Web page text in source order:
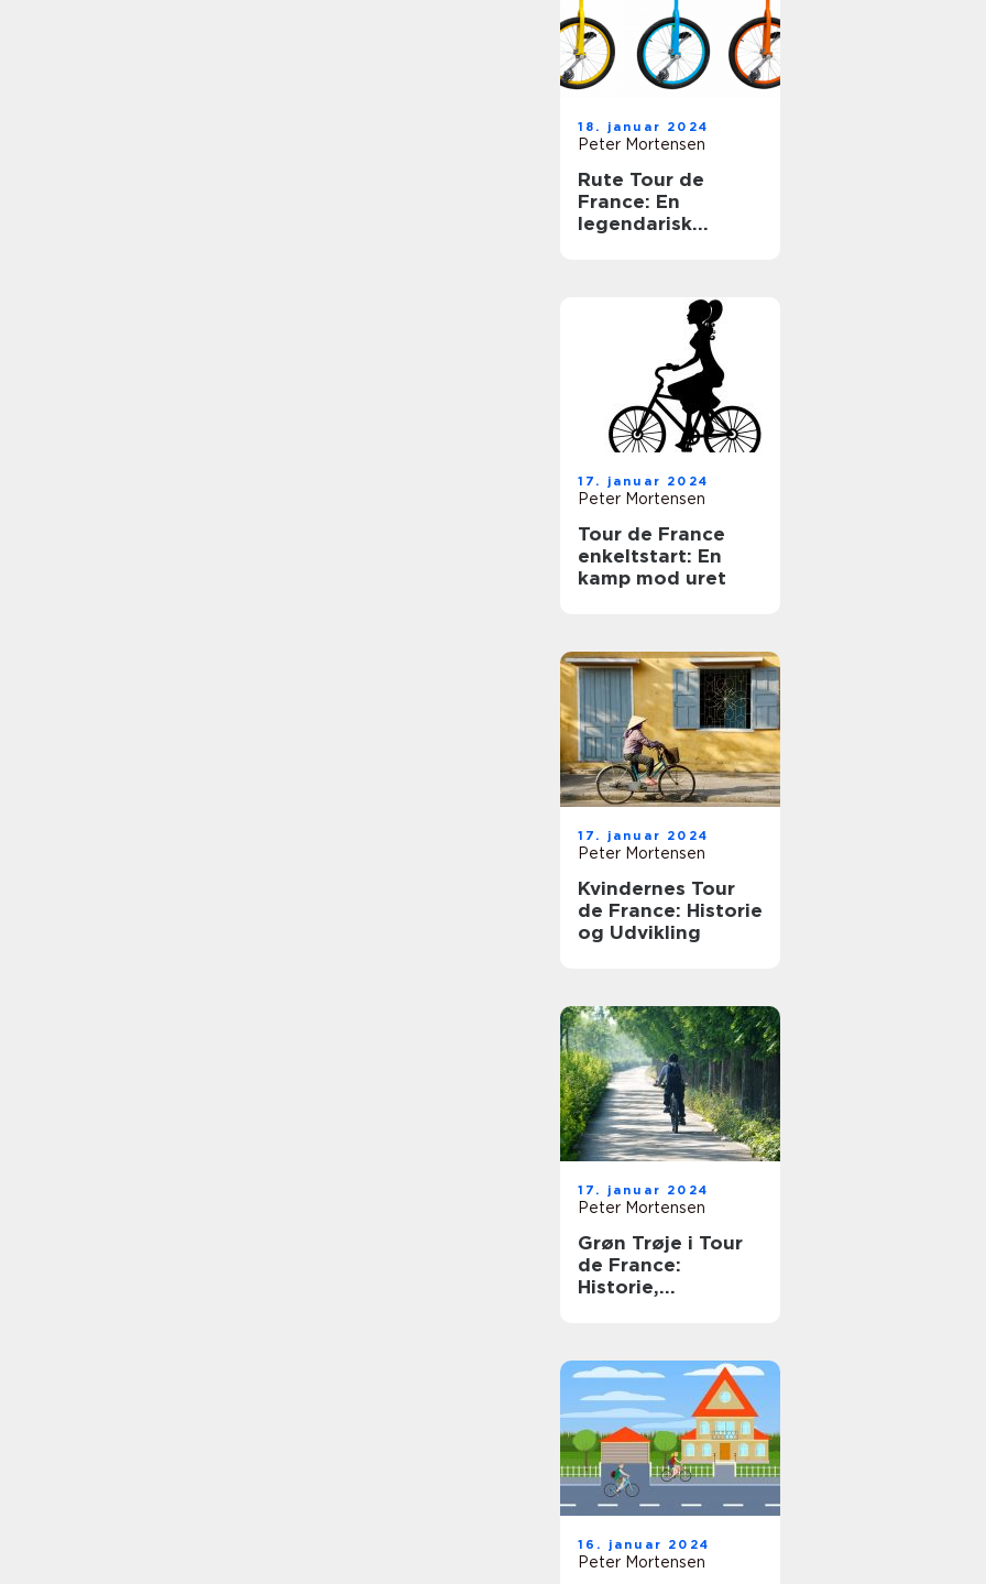
18. januar 2024
Peter Mortensen
Rute Tour de
France: En
legendarisk
fritidsentusiaster
17. januar 2024
Peter Mortensen
Tour de France
enkeltstart: En
kamp mod uret
17. januar 2024
Peter Mortensen
Kvindernes Tour
de France: Historie
og Udvikling
17. januar 2024
Peter Mortensen
Grøn Trøje i Tour
de France:
Historie,
16. januar 2024
Peter Mortensen